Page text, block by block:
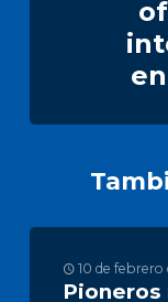
10 de febrero